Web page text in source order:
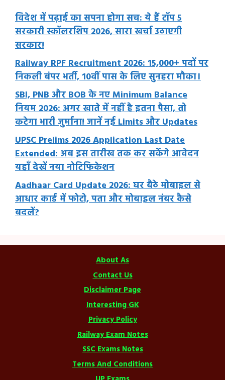
विदेश में पढ़ाई का सपना होगा सच: ये हैं टॉप 5
सरकारी स्कॉलरशिप 2026, सारा खर्चा उठाएगी
सरकार!
Railway RPF Recruitment 2026: 15,000+ पदों पर
निकली बंपर भर्ती, 10वीं पास के लिए सुनहरा मौका।
SBI, PNB और BOB के नए Minimum Balance
नियम 2026: अगर खाते में नहीं है इतना पैसा, तो
कटेगा भारी जुर्माना! जानें नई Limits और Updates
UPSC Prelims 2026 Application Last Date
Extended: अब इस तारीख तक कर सकेंगे आवेदन
यहाँ देखें नया नोटिफिकेशन
Aadhaar Card Update 2026: घर बैठे मोबाइल से
आधार कार्ड में फोटो, पता और मोबाइल नंबर कैसे
बदलें?
About As
Contact Us
Disclaimer Page
Interesting GK
Privacy Policy
Railway Exam Notes
SSC Exams Notes
Terms And Conditions